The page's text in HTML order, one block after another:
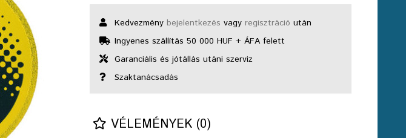
Kedvezménybejelentkezés vagyregisztráció után
Ingyenes szállítás 50 000 HUF + ÁFA felett
Garanciális és jótállás utáni szerviz
Szaktanácsadás
VÉLEMÉNYEK (0)